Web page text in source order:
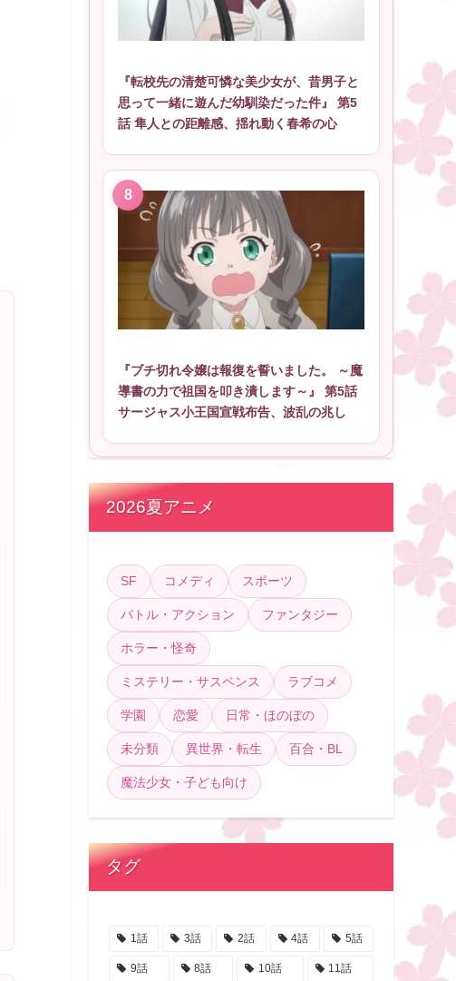
『転校先の清楚可憐な美少女が、昔男子と
思って一緒に遊んだ幼馴染だった件』 第5
話 隼人との距離感、揺れ動く春希の心
『ブチ切れ令嬢は報復を誓いました。 ～魔
導書の力で祖国を叩き潰します～』 第5話
サージャス小王国宣戦布告、波乱の兆し
2026夏アニメ
SF コメディ スポーツ
バトル・アクション ファンタジー
ホラー・怪奇
ミステリー・サスペンス ラブコメ
学園 恋愛 日常・ほのぼの
未分類 異世界・転生 百合・BL
魔法少女・子ども向け
タグ
1話 3話 2話 4話 5話
9話 8話 10話 11話